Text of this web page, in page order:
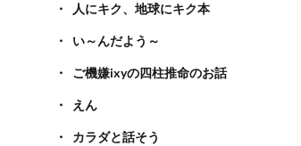
人にキク、地球にキク本
い～んだよう～
ご機嫌ixyの四柱推命のお話
えん
カラダと話そう